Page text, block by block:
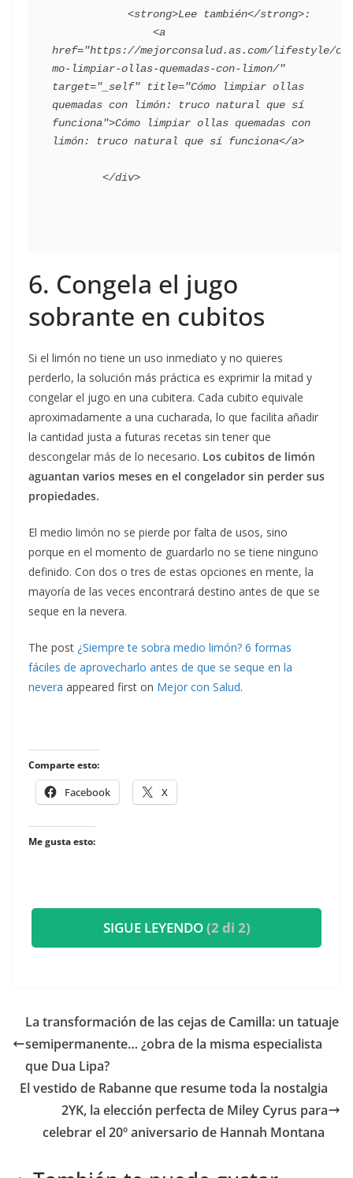
href="https://mejorconsalud.as.com/lifestyle/co
mo-limpiar-ollas-quemadas-con-limon/"
target="_self" title="Cómo limpiar ollas
quemadas con limón: truco natural que sí
funciona">Cómo limpiar ollas quemadas con
limón: truco natural que sí funciona</a>
6. Congela el jugo
sobrante en cubitos
Si el limón no tiene un uso inmediato y no quieres
perderlo, la solución más práctica es exprimir la mitad y
congelar el jugo en una cubitera. Cada cubito equivale
aproximadamente a una cucharada, lo que facilita añadir
la cantidad justa a futuras recetas sin tener que
descongelar más de lo necesario. Los cubitos de limón
aguantan varios meses en el congelador sin perder sus
propiedades.
El medio limón no se pierde por falta de usos, sino
porque en el momento de guardarlo no se tiene ninguno
definido. Con dos o tres de estas opciones en mente, la
mayoría de las veces encontrará destino antes de que se
seque en la nevera.
The post ¿Siempre te sobra medio limón? 6 formas
fáciles de aprovecharlo antes de que se seque en la
nevera appeared first on Mejor con Salud.
Comparte esto:
Facebook X
Me gusta esto:
SIGUE LEYENDO(2 di 2)
​La transformación de las cejas de Camilla: un tatuaje
semipermanente… ¿obra de la misma especialista
que Dua Lipa?
​El vestido de Rabanne que resume toda la nostalgia
2YK, la elección perfecta de Miley Cyrus para
celebrar el 20º aniversario de Hannah Montana